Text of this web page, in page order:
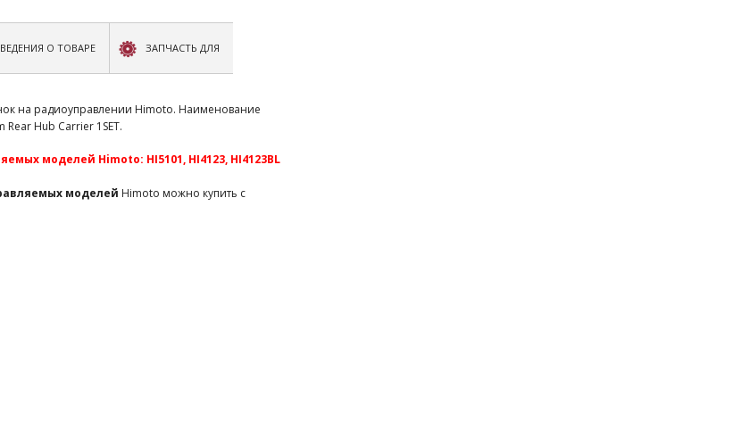
О ТОВАРЕ ЗАПЧАСТЬ ДЛЯ
на радиоуправлении Himoto. Наименование
Hub Carrier 1SET.
моделей Himoto: HI5101, HI4123, HI4123BL
моделей Himoto можно купить с